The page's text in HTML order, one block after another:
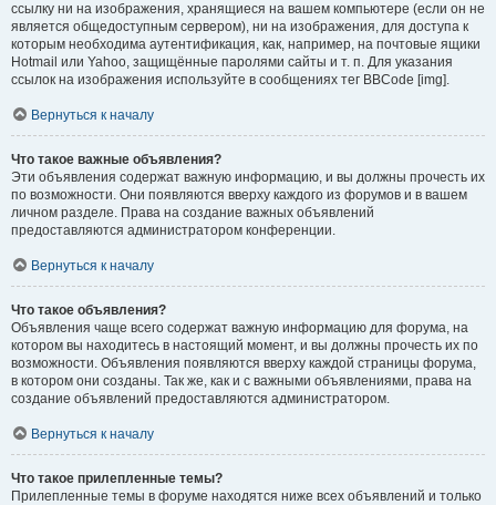
ссылку ни на изображения, хранящиеся на вашем компьютере (если он не
является общедоступным сервером), ни на изображения, для доступа к
которым необходима аутентификация, как, например, на почтовые ящики
Hotmail или Yahoo, защищённые паролями сайты и т. п. Для указания
ссылок на изображения используйте в сообщениях тег BBCode [img].
Вернуться к началу
Что такое важные объявления?
Эти объявления содержат важную информацию, и вы должны прочесть их
по возможности. Они появляются вверху каждого из форумов и в вашем
личном разделе. Права на создание важных объявлений
предоставляются администратором конференции.
Вернуться к началу
Что такое объявления?
Объявления чаще всего содержат важную информацию для форума, на
котором вы находитесь в настоящий момент, и вы должны прочесть их по
возможности. Объявления появляются вверху каждой страницы форума,
в котором они созданы. Так же, как и с важными объявлениями, права на
создание объявлений предоставляются администратором.
Вернуться к началу
Что такое прилепленные темы?
Прилепленные темы в форуме находятся ниже всех объявлений и только